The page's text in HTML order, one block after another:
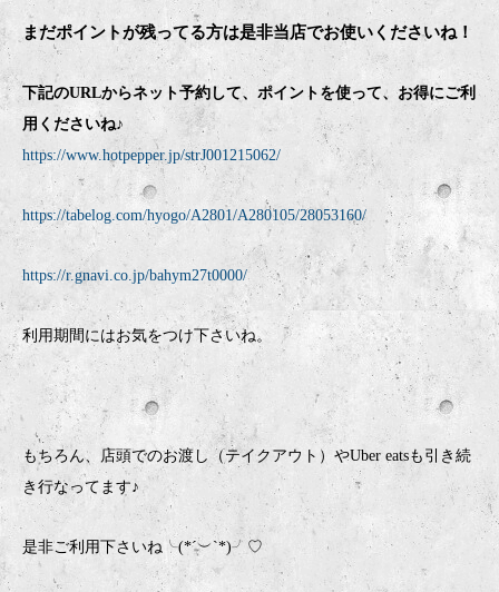
まだポイントが残ってる方は是非当店でお使いくださいね！
下記のURLからネット予約して、ポイントを使って、お得にご利
用くださいね♪
https://www.hotpepper.jp/strJ001215062/
https://tabelog.com/hyogo/A2801/A280105/28053160/
https://r.gnavi.co.jp/bahym27t0000/
利用期間にはお気をつけ下さいね。
もちろん、店頭でのお渡し（テイクアウト）やUber eatsも引き続
き行なってます♪
是非ご利用下さいね╰(*´︶`*)╯♡